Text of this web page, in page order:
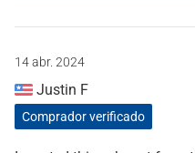
14 abr. 2024
Justin F
Comprador verificado